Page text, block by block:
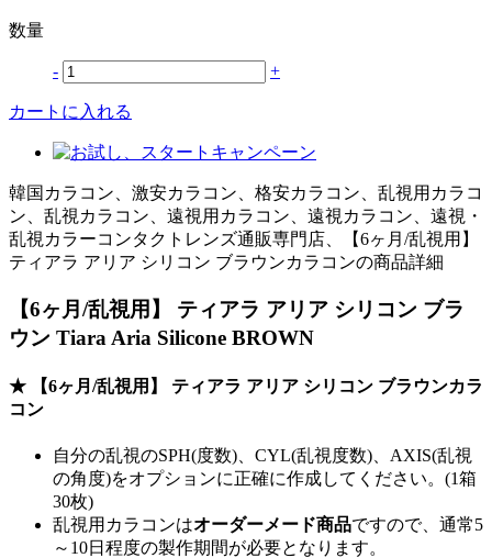
数量
- +
カートに入れる
韓国カラコン、激安カラコン、格安カラコン、乱視用カラコ
ン、乱視カラコン、遠視用カラコン、遠視カラコン、遠視・
乱視カラーコンタクトレンズ通販専門店、【6ヶ月/乱視用】
ティアラ アリア シリコン ブラウンカラコンの商品詳細
【6ヶ月/乱視用】 ティアラ アリア シリコン ブラ
ウン Tiara Aria Silicone BROWN
★ 【6ヶ月/乱視用】 ティアラ アリア シリコン ブラウンカラ
コン
自分の乱視のSPH(度数)、CYL(乱視度数)、AXIS(乱視
の角度)をオプションに正確に作成してください。(1箱
30枚)
乱視用カラコンはオーダーメード商品ですので、 通常5
～10日程度の製作期間が必要となります。